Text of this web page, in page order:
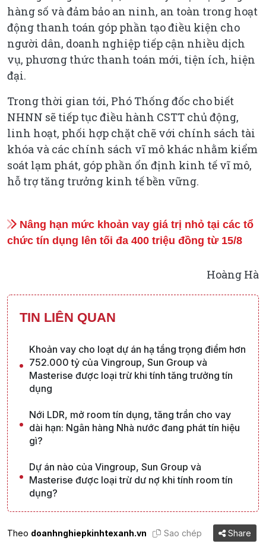
hàng số và đảm bảo an ninh, an toàn trong hoạt
động thanh toán góp phần tạo điều kiện cho
người dân, doanh nghiệp tiếp cận nhiều dịch
vụ, phương thức thanh toán mới, tiện ích, hiện
đại.
Trong thời gian tới, Phó Thống đốc cho biết
NHNN sẽ tiếp tục điều hành CSTT chủ động,
linh hoạt, phối hợp chặt chẽ với chính sách tài
khóa và các chính sách vĩ mô khác nhằm kiểm
soát lạm phát, góp phần ổn định kinh tế vĩ mô,
hỗ trợ tăng trưởng kinh tế bền vững.
Nâng hạn mức khoản vay giá trị nhỏ tại các tổ
chức tín dụng lên tối đa 400 triệu đồng từ 15/8
Hoàng Hà
TIN LIÊN QUAN
Khoản vay cho loạt dự án hạ tầng trọng điểm hơn
752.000 tỷ của Vingroup, Sun Group và
Masterise được loại trừ khi tính tăng trưởng tín
dụng
Nới LDR, mở room tín dụng, tăng trần cho vay
dài hạn: Ngân hàng Nhà nước đang phát tín hiệu
gì?
Dự án nào của Vingroup, Sun Group và
Masterise được loại trừ dư nợ khi tính room tín
dụng?
Theo doanhnghiepkinhtexanh.vn Sao chép Share